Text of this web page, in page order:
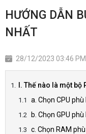
HƯỚNG DẪN
NHẤT
28/12/2023 03:46 PM
I. Thế nào là một bộ
a. Chọn CPU
b. Chọn GPU
c. Chọn RAM